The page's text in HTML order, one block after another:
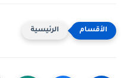
الرئيسية